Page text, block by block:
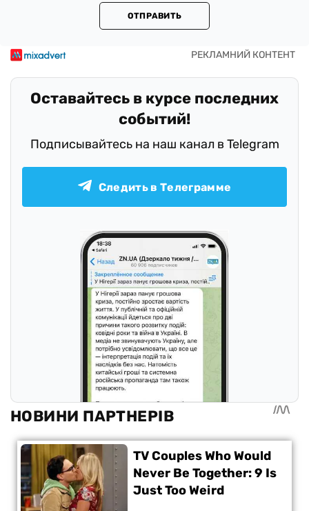
ОТПРАВИТЬ
Оставайтесь в курсе последних
событий!
Подписывайтесь на наш канал в Telegram
Следить в Телеграмме